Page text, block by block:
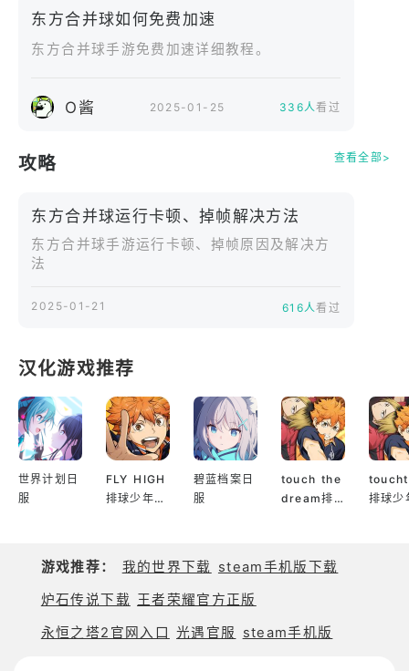
每天挑战自己并测试您的技能。
4.大量东方系列名曲改编！
总共有近20种BGM，画面和声音让你身临其境地感受
5.可以离线玩，没有强制广告或付费元素！
您可以不受通讯环境的影响，尽情享受游戏的乐趣。
没有干扰游戏体验的强制（全屏）广告或付费元素。
享受无压力的游戏体验！
这是一款不仅会让东方Project粉丝上瘾的游戏，也会
您只需用一根手指即可玩，因此非常适合消磨时间。
立即下载，享受东方合并球的世界！
东方合并球如何免费加速
东方合并球手游免费加速详细教程。
O酱 2025-01-25 336人看过
攻略 查看全部>
东方合并球运行卡顿、掉帧解决方法
东方合并球手游运行卡顿、掉帧原因及解决方
法
2025-01-21 616人看过
汉化游戏推荐
世界计划日
服
FLY HIGH
排球少年日
碧蓝档案日
服
touch the
dream排
排球少
游戏推荐： 我的世界下载 steam手机版下载
炉石传说下载 王者荣耀官方正版
永恒之塔2官网入口 光遇官服 steam手机版